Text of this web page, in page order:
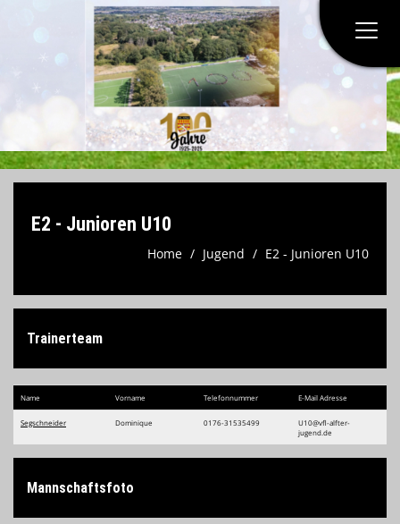
Verein
Spielstätten
Kontaktformular
Formulare & Anträge
E2 - Junioren U10
Home Jugend E2 - Junioren U10
Trainerteam
Name Vorname Telefon​nummer E-Mail Adresse
Segschneider Dominique 0176-31535499
U10@vfl-alfter-
jugend.de
Mannschaftsfoto